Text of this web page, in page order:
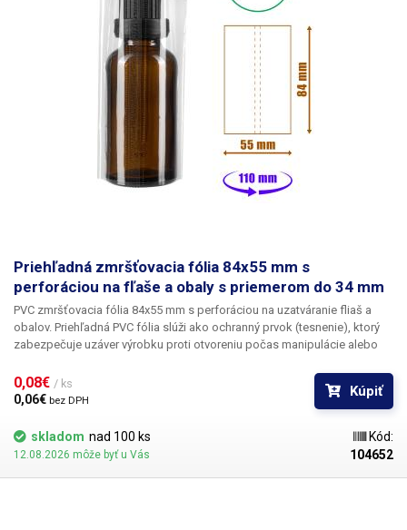
nástavcom. Fľaša nie je súčasťou balenia.balenie:1ks PVC zmršťovacia
Priehľadná zmršťovacia fólia 84x55 mm s
perforáciou na fľaše a obaly s priemerom do 34 mm
PVC zmršťovacia fólia 84x55 mm s perforáciou na uzatváranie fliaš a
obalov. Priehľadná PVC fólia slúži ako ochranný prvok (tesnenie), ktorý
zabezpečuje uzáver výrobku proti otvoreniu počas manipulácie alebo
originálne zabalený výrobok, ktorý nebol nikdy otvorený a použitý. Fóliu
možno použiť na sklenené fľaštičky, fľaštičky s kvapkadlom, skúmavky,
Fólia so šírkou 55
mm je vhodná na fľaše s priemerom do 34 mm
teplovzdušnou pištoľou sa fólia zmrští a prispôsobí sa šírke obalu a
jeho tvaru, maximálny pomer zmrštenia je 1:2.
zmršťovací obal, ktorý možno jednoducho nasunúť na fľašu a potom
0,08€ / ks
0,06€ bez DPH
Kúpiť
skladom nad 100 ks
12.08.2026 môže byť u Vás
Kód:
104652